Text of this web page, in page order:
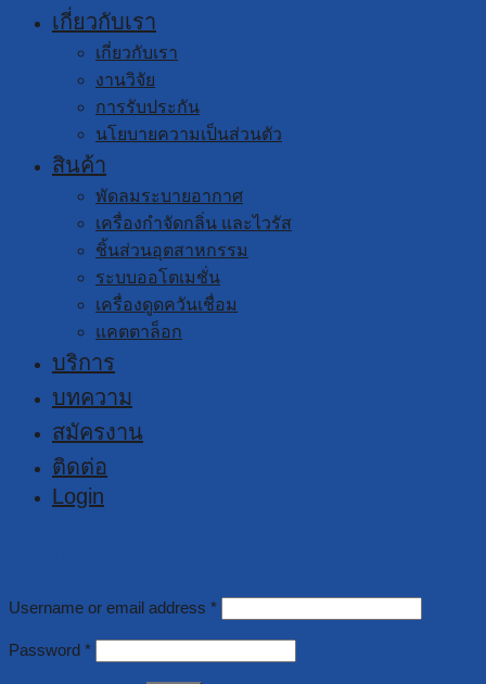
เกี่ยวกับเรา
เกี่ยวกับเรา
งานวิจัย
การรับประกัน
นโยบายความเป็นส่วนตัว
สินค้า
พัดลมระบายอากาศ
เครื่องกำจัดกลิ่น และไวรัส
ชิ้นส่วนอุตสาหกรรม
ระบบออโตเมชั่น
เครื่องดูดควันเชื่อม
แคตตาล็อก
บริการ
บทความ
สมัครงาน
ติดต่อ
Login
Username or email address *
Password *